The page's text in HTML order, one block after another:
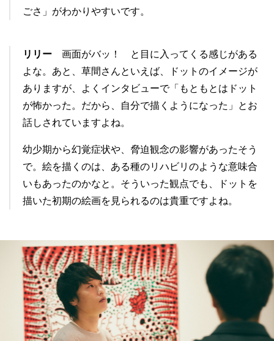
ごさ」がわかりやすいです。
リリー 画面がバッ！ と目に入ってくる感じがある
よな。あと、草間さんといえば、ドットのイメージが
ありますが、よくインタビューで「もともとはドット
が怖かった。だから、自分で描くようになった」とお
話しされていますよね。
幼少期から幻覚症状や、脅迫観念の影響があったそう
で。絵を描くのは、ある種のリハビリのような意味合
いもあったのかなと。そういった観点でも、ドットを
描いた初期の絵画を見られるのは貴重ですよね。